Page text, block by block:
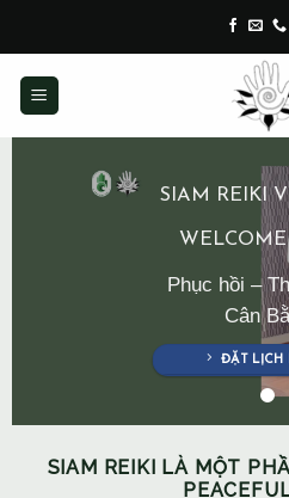
content
SIAM REIKI
Phục hồi –
Cân
ĐẶT LỊCH
SIAM REIKI LÀ MỘT